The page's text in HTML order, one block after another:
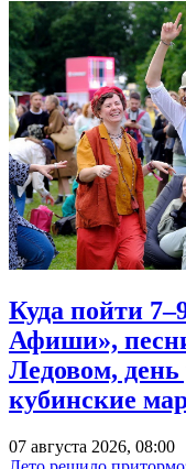
Куда пойти
Афиши»,
Ледовом,
кубинские
07 августа 2026, 08:00